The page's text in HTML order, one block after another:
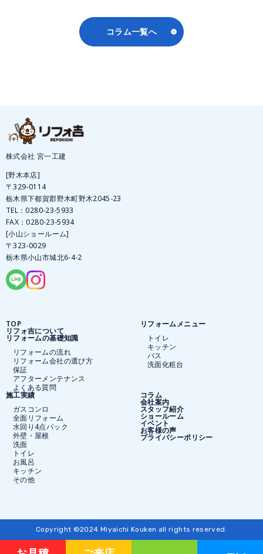
コラム一覧へ
株式会社 宮一工建
[野木本店]
〒329-0114
栃木県下都賀郡野木町野木2045-23
TEL：0280-23-5933
FAX：0280-23-5934
[小山ショールーム]
〒323-0029
栃木県小山市城北6-4-2
TOP
リフォ吉について
リフォームの基礎知識
リフォームの流れ
リフォーム会社の選び方
保証
アフターメンテナンス
よくある質問
リフォームメニュー
トイレ
キッチン
バス
洗面化粧台
施工実績
ガスコンロ
全面リフォーム
水回り4点パック
外壁・屋根
洗面
トイレ
お風呂
キッチン
その他
コラム
会社案内
スタッフ紹介
ショールーム
イベント
お客様の声
プライバシーポリシー
Copyright ©2024 Miyaichi Kouken all rights reserved.